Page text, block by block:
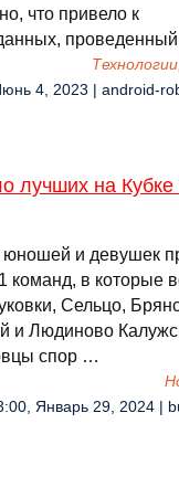
что привело к
4, 2023 | android-
лучших на Кубке
юношей и девушек
команд, в которые
Сельцо,
и Людиново
спор …
Январь 29, 2024 |